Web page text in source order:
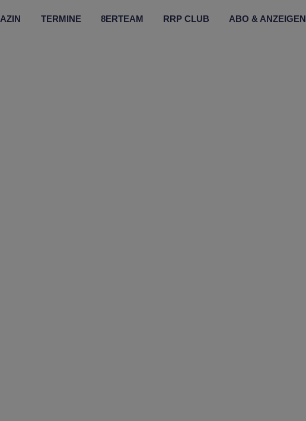
TERMINE 8ERTEAM RRP CLUB ABO & ANZEIGEN